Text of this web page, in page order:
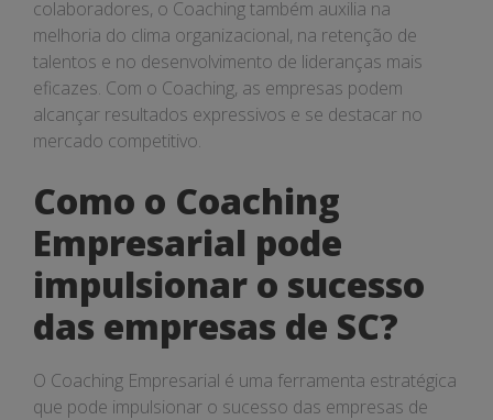
colaboradores, o Coaching também auxilia na
melhoria do clima organizacional, na retenção de
talentos e no desenvolvimento de lideranças mais
eficazes. Com o Coaching, as empresas podem
alcançar resultados expressivos e se destacar no
mercado competitivo.
Como o Coaching
Empresarial pode
impulsionar o sucesso
das empresas de SC?
O Coaching Empresarial é uma ferramenta estratégica
que pode impulsionar o sucesso das empresas de